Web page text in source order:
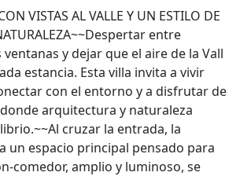
VISTAS AL VALLE Y UN ESTILO DE
entre
y dejar que el aire de la Vall
estancia. Esta villa invita a vivir
con el entorno y a disfrutar de
arquitectura y naturaleza
cruzar la entrada, la
un espacio principal pensado para
comedor, amplio y luminoso, se